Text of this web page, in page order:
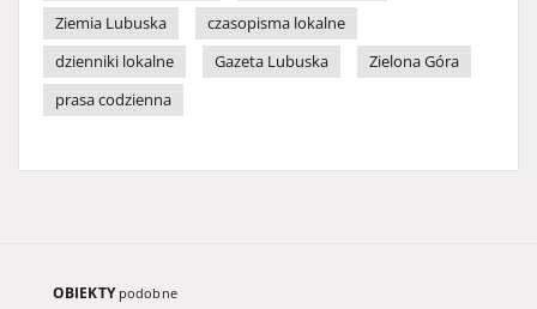
Ziemia Lubuska
czasopisma lokalne
dzienniki lokalne
Gazeta Lubuska
Zielona Góra
prasa codzienna
OBIEKTY podobne